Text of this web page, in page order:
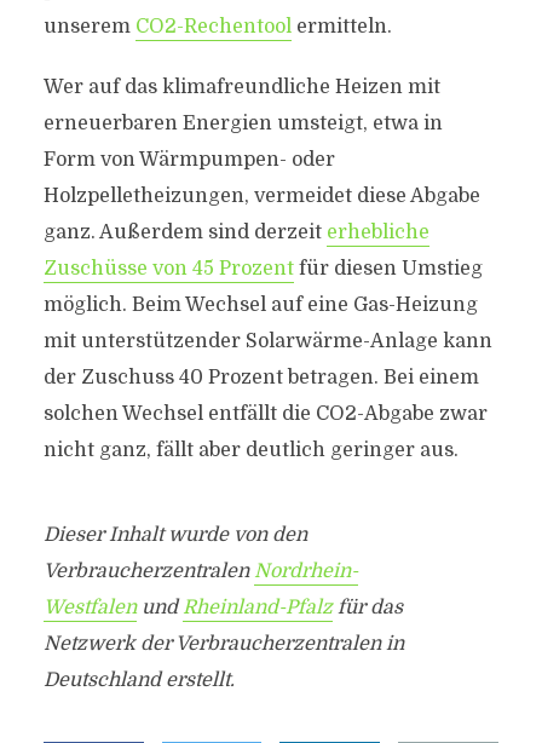
unserem CO2-Rechentoolermitteln.
Wer auf das klimafreundliche Heizen mit
erneuerbaren Energien umsteigt, etwa in
Form von Wärmpumpen- oder
Holzpelletheizungen, vermeidet diese Abgabe
ganz. Außerdem sind derzeit erhebliche
Zuschüsse von 45 Prozentfür diesen Umstieg
möglich. Beim Wechsel auf eine Gas-Heizung
mit unterstützender Solarwärme-Anlage kann
der Zuschuss 40 Prozent betragen. Bei einem
solchen Wechsel entfällt die CO2-Abgabe zwar
nicht ganz, fällt aber deutlich geringer aus.
Dieser Inhalt wurde von den
Verbraucherzentralen Nordrhein-
WestfalenundRheinland-Pfalzfür das
Netzwerk der Verbraucherzentralen in
Deutschland erstellt.